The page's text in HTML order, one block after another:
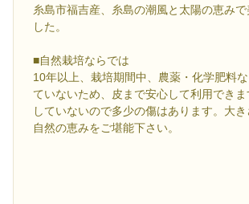
糸島市福吉産、糸島の潮風と太陽の恵みで
した。
■自然栽培ならでは
10年以上、栽培期間中、農薬・化学肥料
ていないため、皮まで安心して利用でき
していないので多少の傷はあります。大き
自然の恵みをご堪能下さい。